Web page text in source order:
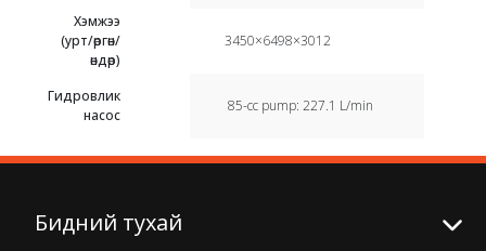
Хэмжээ
(урт/өргөн/
өндөр)
3450×6498×3012
Гидровлик
насос
85-cc pump: 227.1 L/min
Бидний тухай